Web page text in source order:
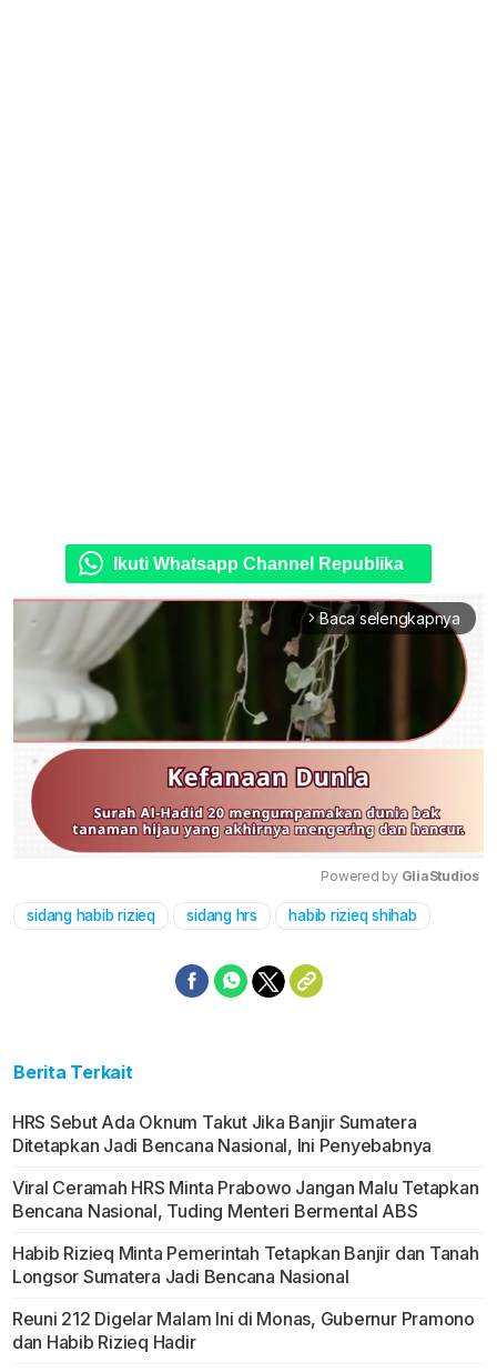
Ikuti Whatsapp Channel Republika
arrow_forward_ios Baca selengkapnya
Mute
Powered by GliaStudios
sidang habib rizieq sidang hrs habib rizieq shihab
Berita Terkait
HRS Sebut Ada Oknum Takut Jika Banjir Sumatera
Ditetapkan Jadi Bencana Nasional, Ini Penyebabnya
Viral Ceramah HRS Minta Prabowo Jangan Malu Tetapkan
Bencana Nasional, Tuding Menteri Bermental ABS
Habib Rizieq Minta Pemerintah Tetapkan Banjir dan Tanah
Longsor Sumatera Jadi Bencana Nasional
Reuni 212 Digelar Malam Ini di Monas, Gubernur Pramono
dan Habib Rizieq Hadir